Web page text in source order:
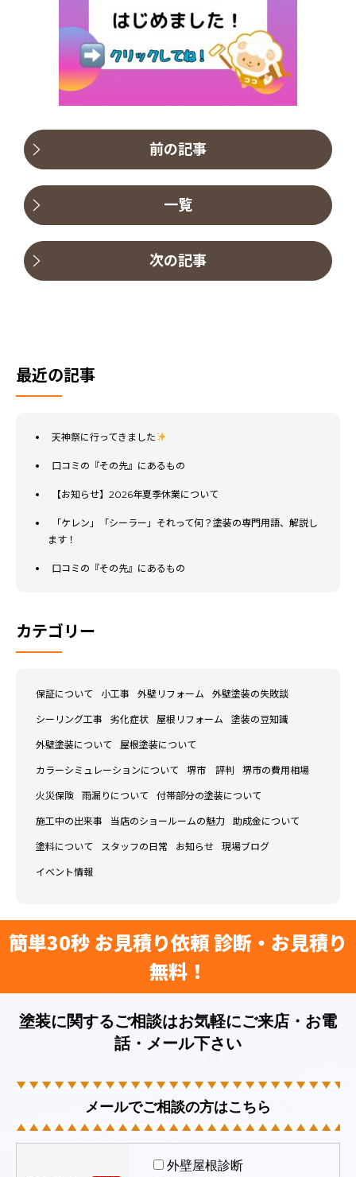
前の記事
一覧
次の記事
最近の記事
天神祭に行ってきました
口コミの『その先』にあるもの
【お知らせ】2026年夏季休業について
「ケレン」「シーラー」それって何？塗装の専門用語、解説し
ます！
口コミの『その先』にあるもの
カテゴリー
保証について 小工事 外壁リフォーム 外壁塗装の失敗談
シーリング工事 劣化症状 屋根リフォーム 塗装の豆知識
外壁塗装について 屋根塗装について
カラーシミュレーションについて 堺市 評判 堺市の費用相場
火災保険 雨漏りについて 付帯部分の塗装について
施工中の出来事 当店のショールームの魅力 助成金について
塗料について スタッフの日常 お知らせ 現場ブログ
イベント情報
簡単30秒 お見積り依頼 診断・お見積り
無料！
塗装に関するご相談はお気軽にご来店・お電
話・メール下さい
メールでご相談の方はこちら
外壁屋根診断